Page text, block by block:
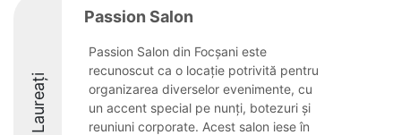
Laureați
Passion Salon
Passion Salon din Focșani este
recunoscut ca o locație potrivită pentru
organizarea diverselor evenimente, cu
un accent special pe nunți, botezuri și
reuniuni corporate. Acest salon iese în